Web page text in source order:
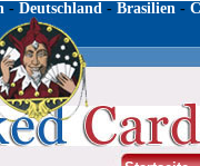
- Deutschland-Brasilien-